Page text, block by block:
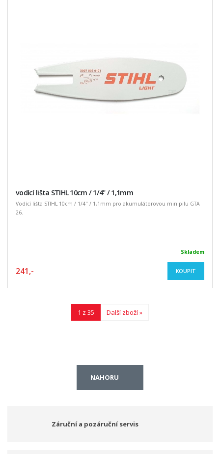
vodící lišta STIHL 10cm / 1/4" / 1,1mm
Vodící lišta STIHL 10cm / 1/4" / 1,1mm pro akumulátorovou minipilu GTA
26.
Skladem
241,- KOUPIT
1 z 35 Další zboží »
NAHORU
Záruční a pozáruční servis